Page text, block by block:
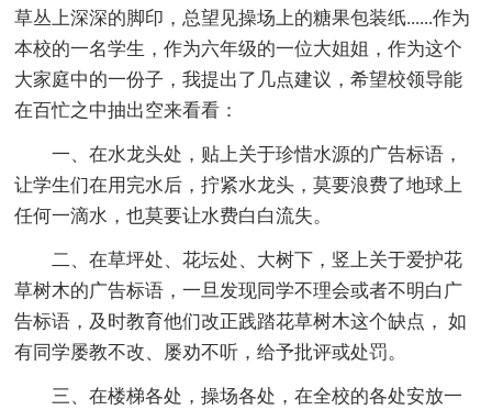
草丛上深深的脚印，总望见操场上的糖果包装纸......作为
本校的一名学生，作为六年级的一位大姐姐，作为这个
大家庭中的一份子，我提出了几点建议，希望校领导能
在百忙之中抽出空来看看：
一、在水龙头处，贴上关于珍惜水源的广告标语，
让学生们在用完水后，拧紧水龙头，莫要浪费了地球上
任何一滴水，也莫要让水费白白流失。
二、在草坪处、花坛处、大树下，竖上关于爱护花
草树木的广告标语，一旦发现同学不理会或者不明白广
告标语，及时教育他们改正践踏花草树木这个缺点， 如
有同学屡教不改、屡劝不听，给予批评或处罚。
三、在楼梯各处，操场各处，在全校的各处安放一